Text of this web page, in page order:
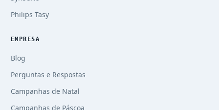
Philips Tasy
EMPRESA
Blog
Perguntas e Respostas
Campanhas de Natal
Campanhas de Páscoa